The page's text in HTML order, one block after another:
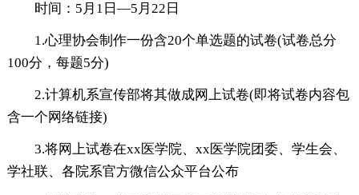
时间：5月1日—5月22日
1.心理协会制作一份含20个单选题的试卷(试卷总分
100分，每题5分)
2.计算机系宣传部将其做成网上试卷(即将试卷内容包
含一个网络链接)
3.将网上试卷在xx医学院、xx医学院团委、学生会、
学社联、各院系官方微信公众平台公布